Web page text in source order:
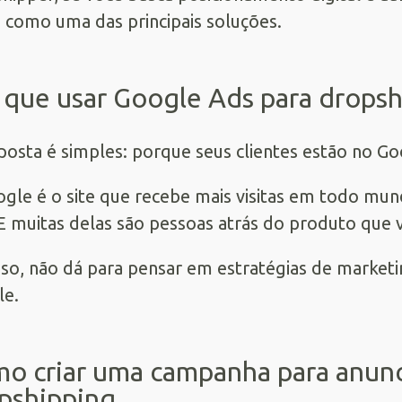
uma das principais soluções.
usar Google Ads para
é simples: porque seus clientes estão no
é o site que recebe mais visitas em todo
muitas delas são pessoas atrás do produto
não dá para pensar em estratégias de
criar uma campanha para